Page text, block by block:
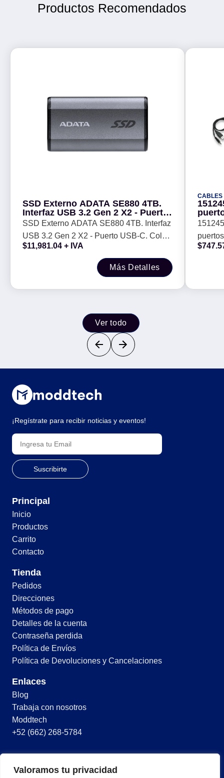
Valoramos tu privacidad
Productos Recomendados
SSD Externo ADATA SE880 4TB.
Interfaz USB 3.2 Gen 2 X2 - Puerto
USB-C. Color GRIS. Numero de
parte AELI-SE880-4TCGY
SSD Externo ADATA SE880 4TB. Interfaz
USB 3.2 Gen 2 X2 - Puerto USB-C. Color
GRIS. Numero de parte AELI-SE880-
$11,981.04 + IVA
Más Detalles
CABLES
$
Ver todo
¡Regístrate para recibir noticias y eventos!
Principal
Inicio
Productos
Carrito
Contacto
Tienda
Pedidos
Direcciones
Métodos de pago
Detalles de la cuenta
Contraseña perdida
Política de Envíos
Política de Devoluciones y Cancelaciones
Enlaces
Blog
Trabaja con nosotros
Moddtech
+52 (662) 268-5784
© 2026 Todos los derechos reservados